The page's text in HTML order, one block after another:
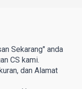
Sekarang" anda
CS kami.
dan Alamat